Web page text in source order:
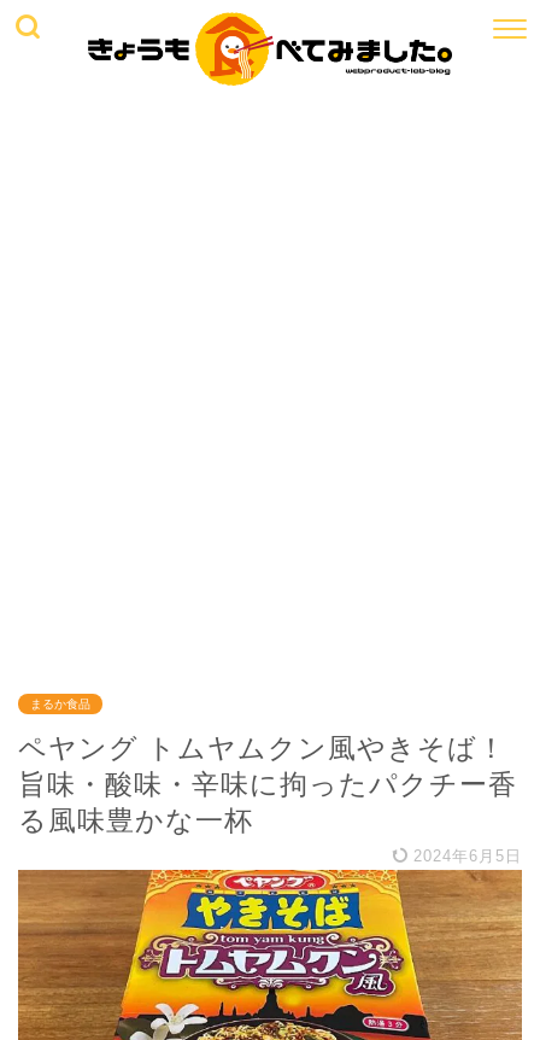
まるか食品
ペヤング トムヤムクン風やきそば！
旨味・酸味・辛味に拘ったパクチー香
る風味豊かな一杯
2024年6月5日